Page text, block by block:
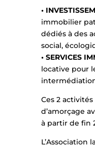
•
immobilier
dédiés à des
social,
• SERVICES
locative pour
Ces 2
d’amorçage
à partir de fin
L’Association